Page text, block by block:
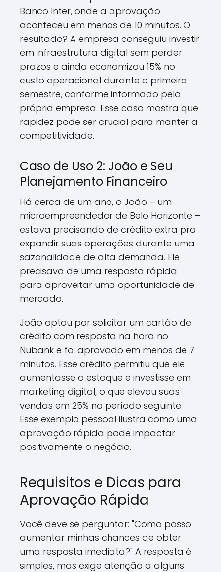
Banco Inter, onde a aprovação
aconteceu em menos de 10 minutos. O
resultado? A empresa conseguiu investir
em infraestrutura digital sem perder
prazos e ainda economizou 15% no
custo operacional durante o primeiro
semestre, conforme informado pela
própria empresa. Esse caso mostra que
rapidez pode ser crucial para manter a
competitividade.
Caso de Uso 2: João e Seu
Planejamento Financeiro
Há cerca de um ano, o João – um
microempreendedor de Belo Horizonte –
estava precisando de crédito extra pra
expandir suas operações durante uma
sazonalidade de alta demanda. Ele
precisava de uma resposta rápida
para aproveitar uma oportunidade de
mercado.
João optou por solicitar um cartão de
crédito com resposta na hora no
Nubank e foi aprovado em menos de 7
minutos. Esse crédito permitiu que ele
aumentasse o estoque e investisse em
marketing digital, o que elevou suas
vendas em 25% no período seguinte.
Esse exemplo pessoal ilustra como uma
aprovação rápida pode impactar
positivamente o negócio.
Requisitos e Dicas para
Aprovação Rápida
Você deve se perguntar: "Como posso
aumentar minhas chances de obter
uma resposta imediata?" A resposta é
simples, mas exige atenção a alguns